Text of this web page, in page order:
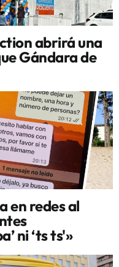
abrirá una
Gándara de
en redes al
ni ‘ts ts'»